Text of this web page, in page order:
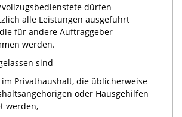
dürfen
alle Leistungen ausgeführt
für andere Auftraggeber
werden.
sind
Privathaushalt, die üblicherweise
oder Hausgehilfen
werden,